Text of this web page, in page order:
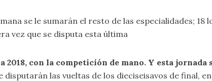
se le sumarán el resto de las especialidades; 18
vez que se disputa esta última
con la competición de mano. Y esta jornada
disputarán las vueltas de los dieciseisavos de final,